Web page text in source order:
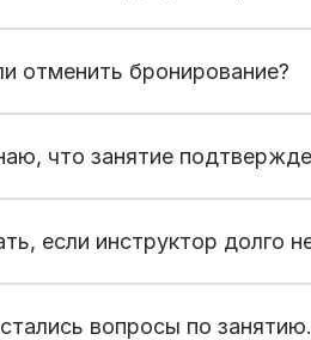
для изменения времени.
отменить бронирование?
что занятие
если инструктор долго
инструктора.
вопросы по